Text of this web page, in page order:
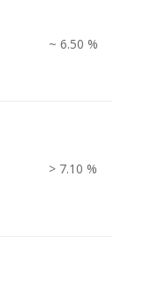
~ 6.50 %
> 7.10 %